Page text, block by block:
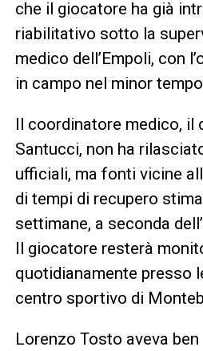
che il giocatore ha già
riabilitativo sotto la
medico dell’Empoli, con
in campo nel minor
Il coordinatore medico, il
Santucci, non ha
ufficiali, ma fonti vicine
di tempi di recupero
settimane, a seconda
Il giocatore resterà
quotidianamente presso
centro sportivo di
Lorenzo Tosto aveva